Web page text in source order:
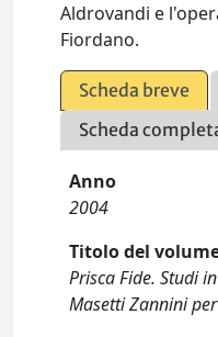
Aldrovandi e
Fiordano.
Scheda breve
Scheda
Anno
2004
Titolo del
Prisca Fide. Studi
Masetti Zannini